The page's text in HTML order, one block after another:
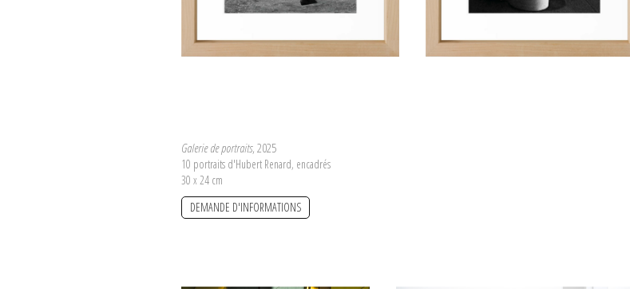
Galerie de portraits, 2025
10 portraits d'Hubert Renard, encadrés
30 x 24 cm
DEMANDE D'INFORMATIONS